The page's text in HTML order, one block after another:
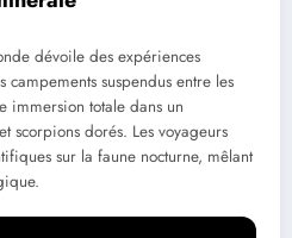
dévoile des expériences
campements suspendus entre les
immersion totale dans un
et scorpions dorés. Les voyageurs
sur la faune nocturne, mêlant